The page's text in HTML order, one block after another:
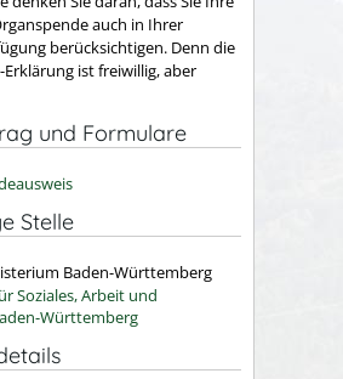
auch in Ihrer
berücksichtigen. Denn die
ist freiwillig, aber
und Formulare
Stelle
Baden-Württemberg
Soziales, Arbeit und
Württemberg